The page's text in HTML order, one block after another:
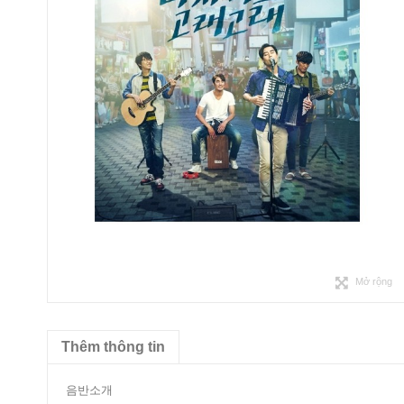
Mở rộng
Thêm thông tin
음반소개